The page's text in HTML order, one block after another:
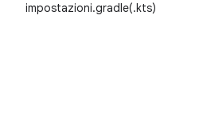
impostazioni.gradle(.kts)